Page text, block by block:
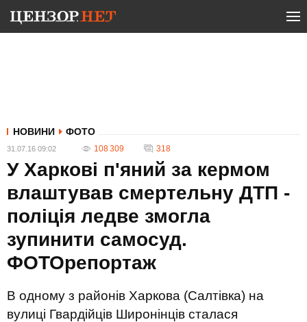
НОВИНИ ФОТО
31.07.16 09:02 108 309 318
У Харкові п'яний за кермом
влаштував смертельну ДТП -
поліція ледве змогла
зупинити самосуд.
ФОТОрепортаж
В одному з районів Харкова (Салтівка) на
вулиці Гвардійців Широнінців сталася